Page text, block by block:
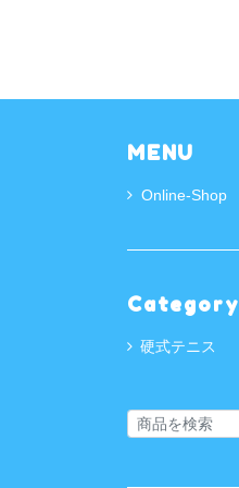
MENU
Online-Shop
Category
硬式テニス